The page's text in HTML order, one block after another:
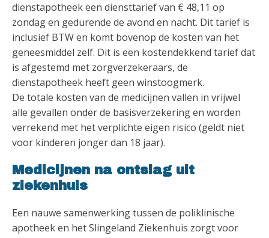
dienstapotheek een diensttarief van € 48,11 op
zondag en gedurende de avond en nacht. Dit tarief is
inclusief BTW en komt bovenop de kosten van het
geneesmiddel zelf. Dit is een kostendekkend tarief dat
is afgestemd met zorgverzekeraars, de
dienstapotheek heeft geen winstoogmerk.
De totale kosten van de medicijnen vallen in vrijwel
alle gevallen onder de basisverzekering en worden
verrekend met het verplichte eigen risico (geldt niet
voor kinderen jonger dan 18 jaar).
Medicijnen na ontslag uit
ziekenhuis
Een nauwe samenwerking tussen de poliklinische
apotheek en het Slingeland Ziekenhuis zorgt voor